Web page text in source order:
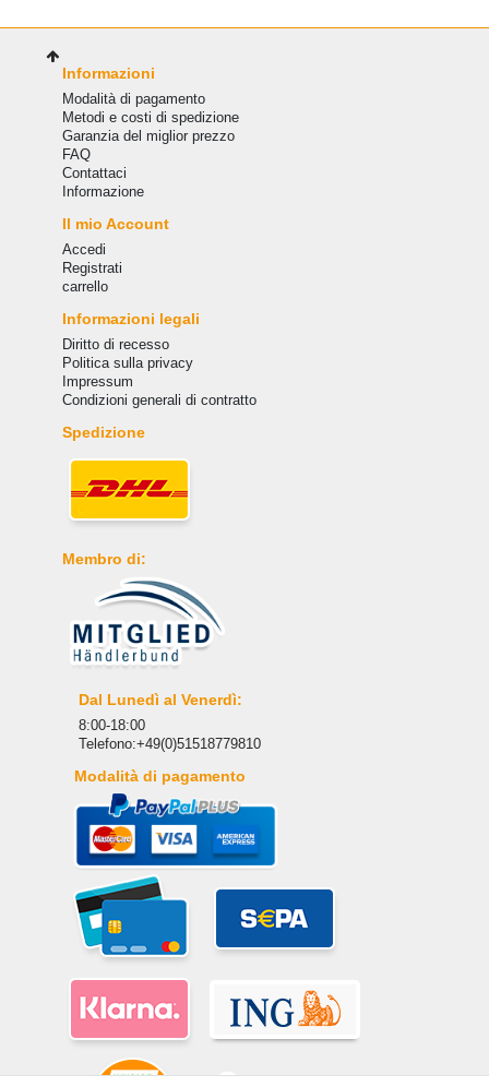
Informazioni
Modalità di pagamento
Metodi e costi di spedizione
Garanzia del miglior prezzo
FAQ
Сontattaci
Informazione
Il mio Account
Accedi
Registrati
carrello
Informazioni legali
Diritto di recesso
Politica sulla privacy
Impressum
Condizioni generali di contratto
Spedizione
Membro di:
Dal Lunedì al Venerdì:
8:00-18:00
Telefono:+49(0)51518779810
Modalità di pagamento